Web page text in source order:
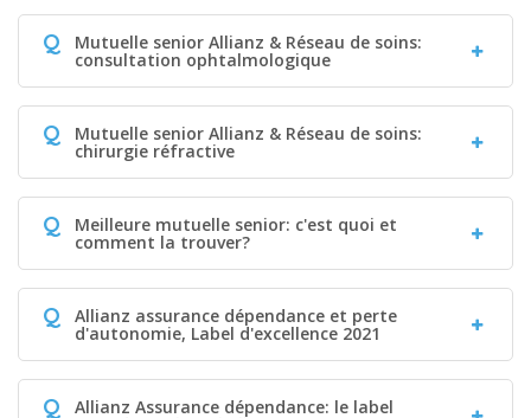
Q Mutuelle senior Allianz & Réseau de soins:
consultation ophtalmologique
Q Mutuelle senior Allianz & Réseau de soins:
chirurgie réfractive
Q Meilleure mutuelle senior: c'est quoi et
comment la trouver?
Q Allianz assurance dépendance et perte
d'autonomie, Label d'excellence 2021
Q Allianz Assurance dépendance: le label